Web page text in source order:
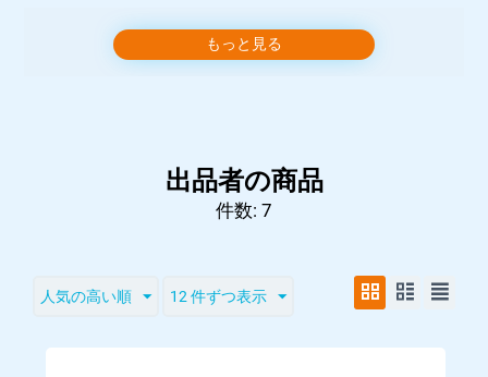
お問い合わせ先
出品者名：株式会社大島牛乳
oshima-milk@outlook.jp
店舗電話番号：04992-2-9290
インボイス制度：適格請求書発行可能
もっと見る
出品者の商品
件数: 7
人気の高い順 12 件ずつ表示